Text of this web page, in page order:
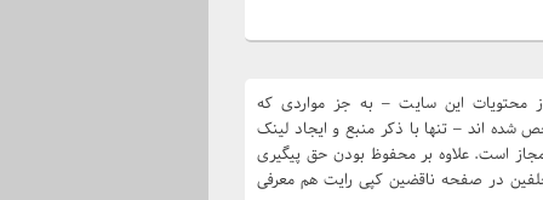
محتویات این سایت – به جز مواردی که
شده اند – تنها با ذکر منبع و ایجاد لینک
است. علاوه بر محفوظ بودن حق پیگیری
در صفحه ناقضین کپی رایت هم معرفی